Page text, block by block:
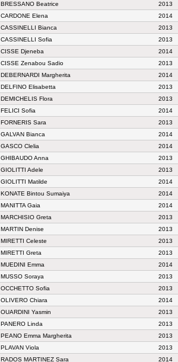
BRESSANO Beatrice 2013
CARDONE Elena 2014
CASSINELLI Bianca 2013
CASSINELLI Sofia 2013
CISSE Djeneba 2014
CISSE Zenabou Sadio 2013
DEBERNARDI Margherita 2014
DELFINO Elisabetta 2013
DEMICHELIS Flora 2013
FELICI Sofia 2014
FORNERIS Sara 2013
GALVAN Bianca 2014
GASCO Clelia 2014
GHIBAUDO Anna 2013
GIOLITTI Adele 2013
GIOLITTI Matilde 2014
KONATE Bintou Sumaiya 2014
MANITTA Gaia 2014
MARCHISIO Greta 2013
MARTIN Denise 2013
MIRETTI Celeste 2013
MIRETTI Greta 2013
MUEDINI Emma 2014
MUSSO Soraya 2013
OCCHETTO Sofia 2013
OLIVERO Chiara 2014
OUARDINI Yasmin 2013
PANERO Linda 2013
PEANO Emma Margherita 2013
PLAVAN Viola 2013
RADOS MARTINEZ Sara 2014